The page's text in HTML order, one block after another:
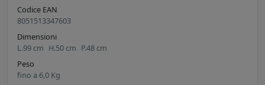
Codice EAN
8051513347603
Dimensioni
L.99 cm H.50 cm P.48 cm
Peso
fino a 6,0 Kg